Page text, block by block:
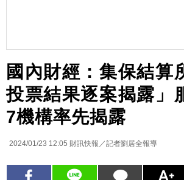
國內財經：集保結算
投票結果逐案揭露」
7機構率先揭露
2024/01/23 12:05 財訊快報／記者劉居全報導